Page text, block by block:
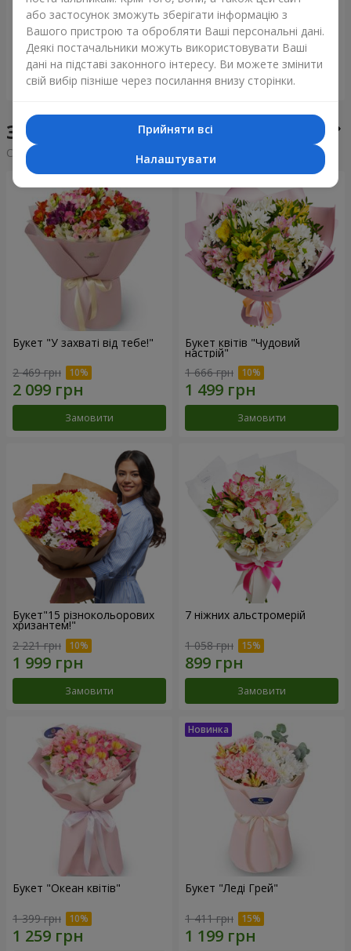
Букет "Tarnis"
6 614 грн
Замовити
Монобукет з 9 білих троянд
1 399 грн
Замовити
Збірні букети у місті Чернігів
Сортування: дорожче
Букет "У захваті від тебе!"
2 469 грн
Замовити
Букет квітів "Чудовий
настрій"
1 666 грн
Замовити
Букет"15 різнокольорових
хризантем!"
2 221 грн
Замовити
7 ніжних альстромерій
1 058 грн
Замовити
Букет "Океан квітів"
1 399 грн
Букет "Леді Грей"
1 411 грн
або застосунок зможуть зберігати інформацію з
Вашого пристрою та обробляти Ваші персональні дані.
Деякі постачальники можуть використовувати Ваші
дані на підставі законного інтересу. Ви можете змінити
свій вибір пізніше через посилання внизу сторінки.
Прийняти всі
Налаштувати